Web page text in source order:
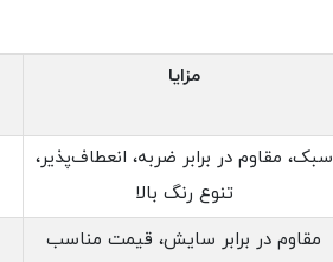
مزایا
سبک، مقاوم در برابر ضربه، انعطاف‌پذیر،
تنوع رنگ بالا
مقاوم در برابر سایش، قیمت مناسب